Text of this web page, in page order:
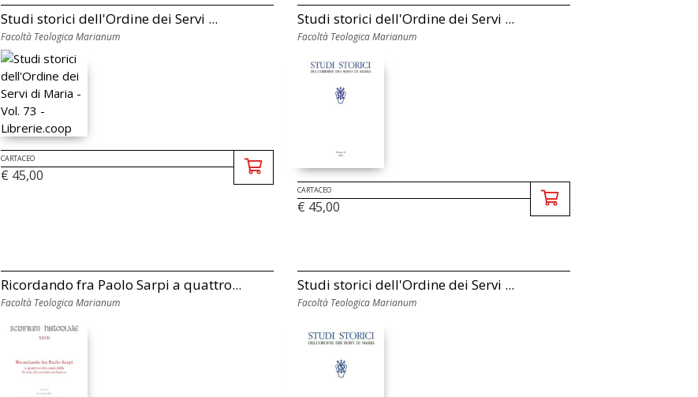
Studi storici dell'Ordine dei Servi ...
Facoltà Teologica Marianum
CARTACEO
€ 45,00
Studi storici dell'Ordine dei Servi ...
Facoltà Teologica Marianum
CARTACEO
€ 45,00
Ricordando fra Paolo Sarpi a quattro...
Facoltà Teologica Marianum
Studi storici dell'Ordine dei Servi ...
Facoltà Teologica Marianum